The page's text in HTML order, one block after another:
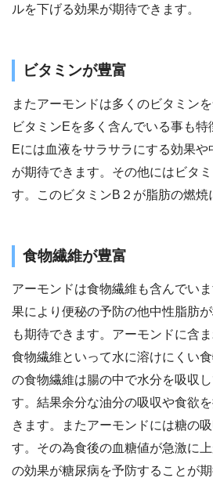
ルを下げる効果が期待できます。
ビタミンが豊富
またアーモンドは多くのビタミン
ビタミンEを多く含んでいる事も
Eには血液をサラサラにする効果
が期待できます。その他にはビタ
す。このビタミンB２が脂肪の燃焼
食物繊維が豊富
アーモンドは食物繊維も含んでい
果により便秘の予防の他中性脂肪
も期待できます。アーモンドに含
食物繊維といって水に溶けにくい
の食物繊維は腸の中で水分を吸収
す。結果余分な油分の吸収や食欲
きます。またアーモンドには糖の
す。その為食後の血糖値が急激に
の効果が糖尿病を予防することが期